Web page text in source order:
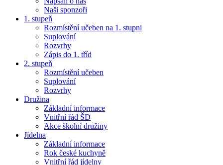
Naši sponzoři
1. stupeň
Rozmístění učeben na 1. stupni
Suplování
Rozvrhy
Zápis do 1. tříd
2. stupeň
Rozmístění učeben
Suplování
Rozvrhy
Družina
Základní informace
Vnitřní řád ŠD
Akce školní družiny
Jídelna
Základní informace
Rok české kuchyně
Vnitřní řád jídelny